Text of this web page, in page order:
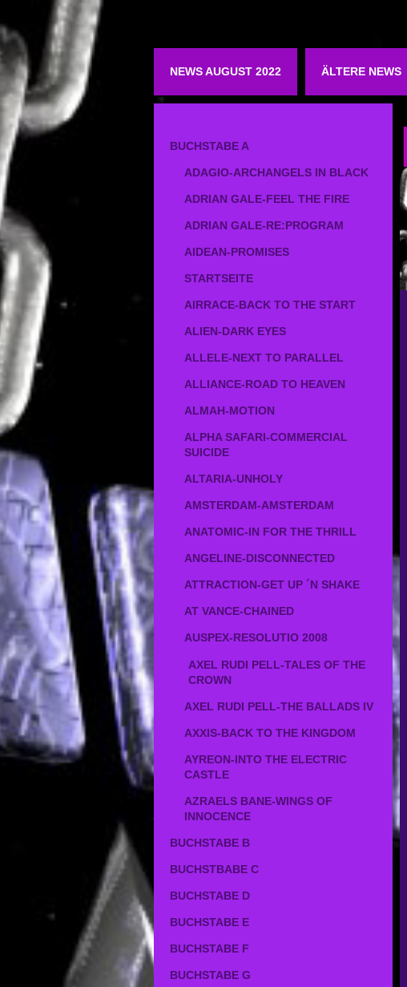
NEWS AUGUST 2022 ÄLTERE NEWS
BUCHSTABE A
ADAGIO-ARCHANGELS IN BLACK
ADRIAN GALE-FEEL THE FIRE
ADRIAN GALE-RE:PROGRAM
AIDEAN-PROMISES
STARTSEITE
AIRRACE-BACK TO THE START
ALIEN-DARK EYES
ALLELE-NEXT TO PARALLEL
ALLIANCE-ROAD TO HEAVEN
ALMAH-MOTION
ALPHA SAFARI-COMMERCIAL
SUICIDE
ALTARIA-UNHOLY
AMSTERDAM-AMSTERDAM
ANATOMIC-IN FOR THE THRILL
ANGELINE-DISCONNECTED
ATTRACTION-GET UP ´N SHAKE
AT VANCE-CHAINED
AUSPEX-RESOLUTIO 2008
AXEL RUDI PELL-TALES OF THE
CROWN
AXEL RUDI PELL-THE BALLADS IV
AXXIS-BACK TO THE KINGDOM
AYREON-INTO THE ELECTRIC
CASTLE
AZRAELS BANE-WINGS OF
INNOCENCE
BUCHSTABE B
BUCHSTBABE C
BUCHSTABE D
BUCHSTABE E
BUCHSTABE F
BUCHSTABE G